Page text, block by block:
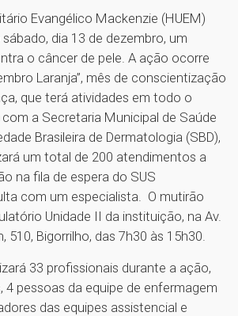
Evangélico Mackenzie (HUEM)
dia 13 de dezembro, um
o câncer de pele. A ação ocorre
Laranja”, mês de conscientização
que terá atividades em todo o
com a Secretaria Municipal de Saúde
Brasileira de Dermatologia (SBD),
um total de 200 atendimentos a
na fila de espera do SUS
com um especialista. O mutirão
Unidade II da instituição, na Av.
510, Bigorrilho, das 7h30 às 15h30.
33 profissionais durante a ação,
4 pessoas da equipe de enfermagem
das equipes assistencial e